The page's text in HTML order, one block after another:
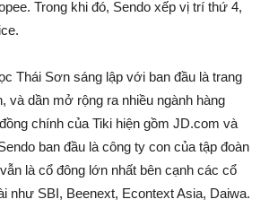
Trong khi đó, Sendo xếp vị trí thứ 4,
Thái Sơn sáng lập với ban đầu là trang
và dần mở rộng ra nhiều ngành hàng
chính của Tiki hiện gồm JD.com và
ban đầu là công ty con của tập đoàn
là cổ đông lớn nhất bên cạnh các cổ
như SBI, Beenext, Econtext Asia, Daiwa.